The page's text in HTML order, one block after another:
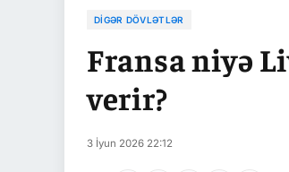
DIGƏR DÖVLƏTLƏR
Fransa niyə
verir?
3 İyun 2026 22:12